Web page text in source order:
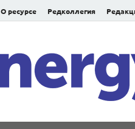
О ресурсе Редколлегия